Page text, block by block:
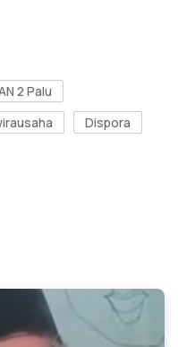
2 Palu
Dispora